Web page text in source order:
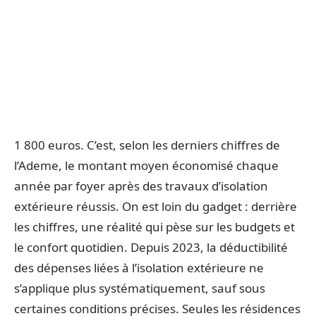
1 800 euros. C’est, selon les derniers chiffres de
l’Ademe, le montant moyen économisé chaque
année par foyer après des travaux d’isolation
extérieure réussis. On est loin du gadget : derrière
les chiffres, une réalité qui pèse sur les budgets et
le confort quotidien. Depuis 2023, la déductibilité
des dépenses liées à l’isolation extérieure ne
s’applique plus systématiquement, sauf sous
certaines conditions précises. Seules les résidences